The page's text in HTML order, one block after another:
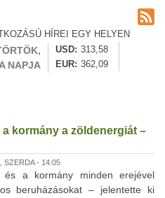
HÍREI EGY HELYEN
NAPJA
USD
313,58
EUR
362,09
kormány a zöldenergiát –
SZERDA - 14:05
és a kormány minden erejével
beruházásokat – jelentette ki